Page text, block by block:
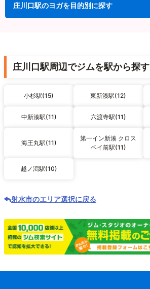
庄川口駅のヨガを目的別に探す
庄川口駅周辺でジムを駅から探す
小杉駅(15) 東新湊駅(12)
中新湊駅(11) 六渡寺駅(11)
海王丸駅(11)
第一イン新湊 クロス
ベイ前駅(11)
越ノ潟駅(10)
射水市のエリア選択に戻る